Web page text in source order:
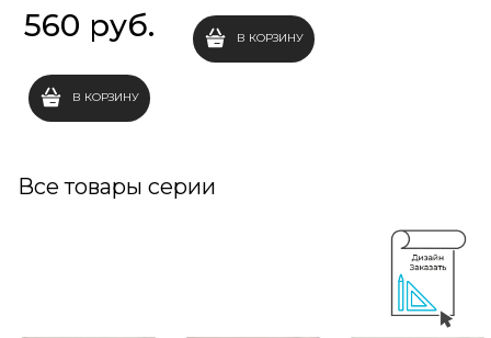
560 руб.
В КОРЗИНУ
В КОРЗИНУ
Все товары серии